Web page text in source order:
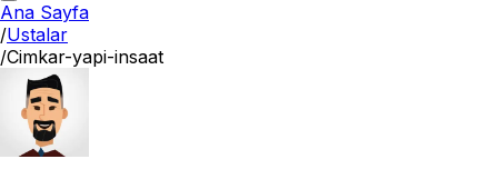
Ana Sayfa
/Ustalar
/Cimkar-yapi-insaat